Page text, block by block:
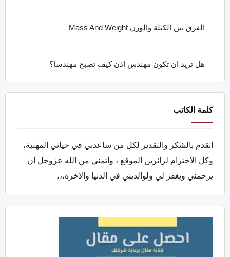
الفرق بين الكتلة والوزن Mass And Weight
هل تريد ان تكون مهندس اذن كيف تصبح مهندسا؟
كلمة الكاتب
اتقدم بالشكر والتقدير لكل من ساعدني في حياتي المهنية،
وكل الاحترام لزائرين الموقع ، واتمني من الله عزوجل ان
يرحمني ويغفر لي ولوالديني في الدنيا والاخرة،،،